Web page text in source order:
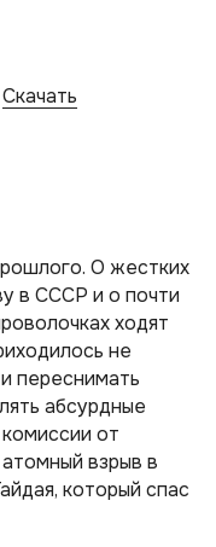
Скачать
О жестких
в СССР и о почти
ходят
не
переснимать
абсурдные
от
взрыв в
который спас